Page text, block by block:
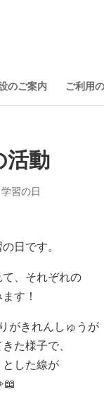
のご案内 ご利用
活動
習の日
日です。
、それぞれの
す！
がきれんしゅうが
た様子で、
した線が